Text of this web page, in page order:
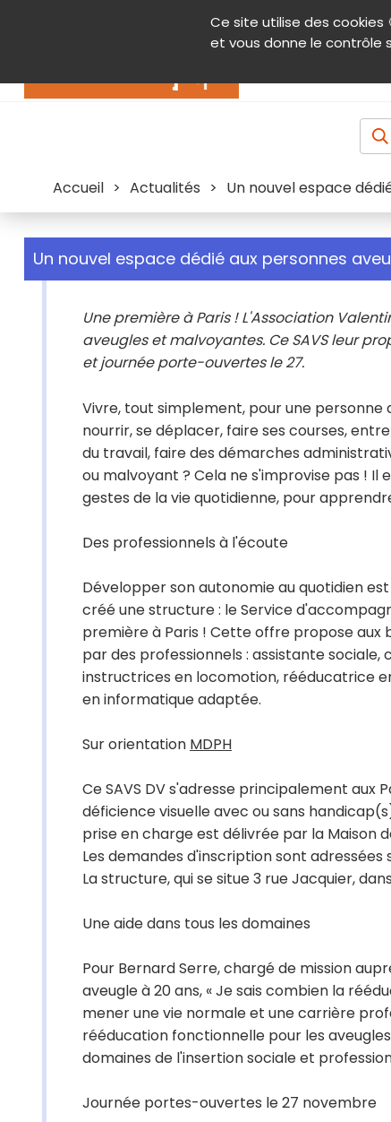
Ce site utilise des cookies
et vous donne le contrôle
Contenu Aide et accessibilité
Accueil > Actualités > Un nouvel espace
Un nouvel espace dédié aux personnes
Une première à Paris ! L'Association
aveugles et malvoyantes. Ce SAVS leur
et journée porte-ouvertes le 27.
Vivre, tout simplement, pour une
nourrir, se déplacer, faire ses courses,
du travail, faire des démarches
ou malvoyant ? Cela ne s'improvise pas !
gestes de la vie quotidienne, pour
Des professionnels à l'écoute
Développer son autonomie au quotidien
créé une structure : le Service
première à Paris ! Cette offre propose
par des professionnels : assistante
instructrices en locomotion, rééducatrice
en informatique adaptée.
Sur orientation MDPH
Ce SAVS DV s'adresse principalement aux
déficience visuelle avec ou sans
prise en charge est délivrée par la Maison
Les demandes d'inscription sont adressées
La structure, qui se situe 3 rue Jacquier,
Une aide dans tous les domaines
Pour Bernard Serre, chargé de mission
aveugle à 20 ans, « Je sais combien la
mener une vie normale et une carrière
rééducation fonctionnelle pour les
domaines de l'insertion sociale et
Journée portes-ouvertes le 27 novembre